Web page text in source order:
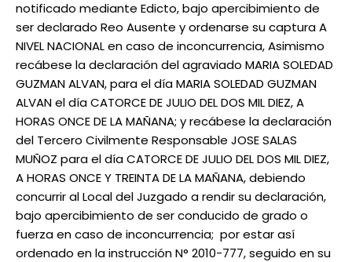
notificado mediante Edicto, bajo apercibimiento de
ser declarado Reo Ausente y ordenarse su captura A
NIVEL NACIONAL en caso de inconcurrencia, Asimismo
recábese la declaración del agraviado MARIA SOLEDAD
GUZMAN ALVAN, para el día MARIA SOLEDAD GUZMAN
ALVAN el día CATORCE DE JULIO DEL DOS MIL DIEZ, A
HORAS ONCE DE LA MAÑANA; y recábese la declaración
del Tercero Civilmente Responsable JOSE SALAS
MUÑOZ para el día CATORCE DE JULIO DEL DOS MIL DIEZ,
A HORAS ONCE Y TREINTA DE LA MAÑANA, debiendo
concurrir al Local del Juzgado a rendir su declaración,
bajo apercibimiento de ser conducido de grado o
fuerza en caso de inconcurrencia; por estar así
ordenado en la instrucción N° 2010-777, seguido en su